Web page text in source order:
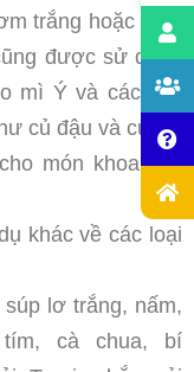
trắng hoặc món
được sử dụng
mì Ý và các loại
củ đậu và củ cải
món khoai tây
khác về các loại
lơ trắng, nấm,
cà chua, bí